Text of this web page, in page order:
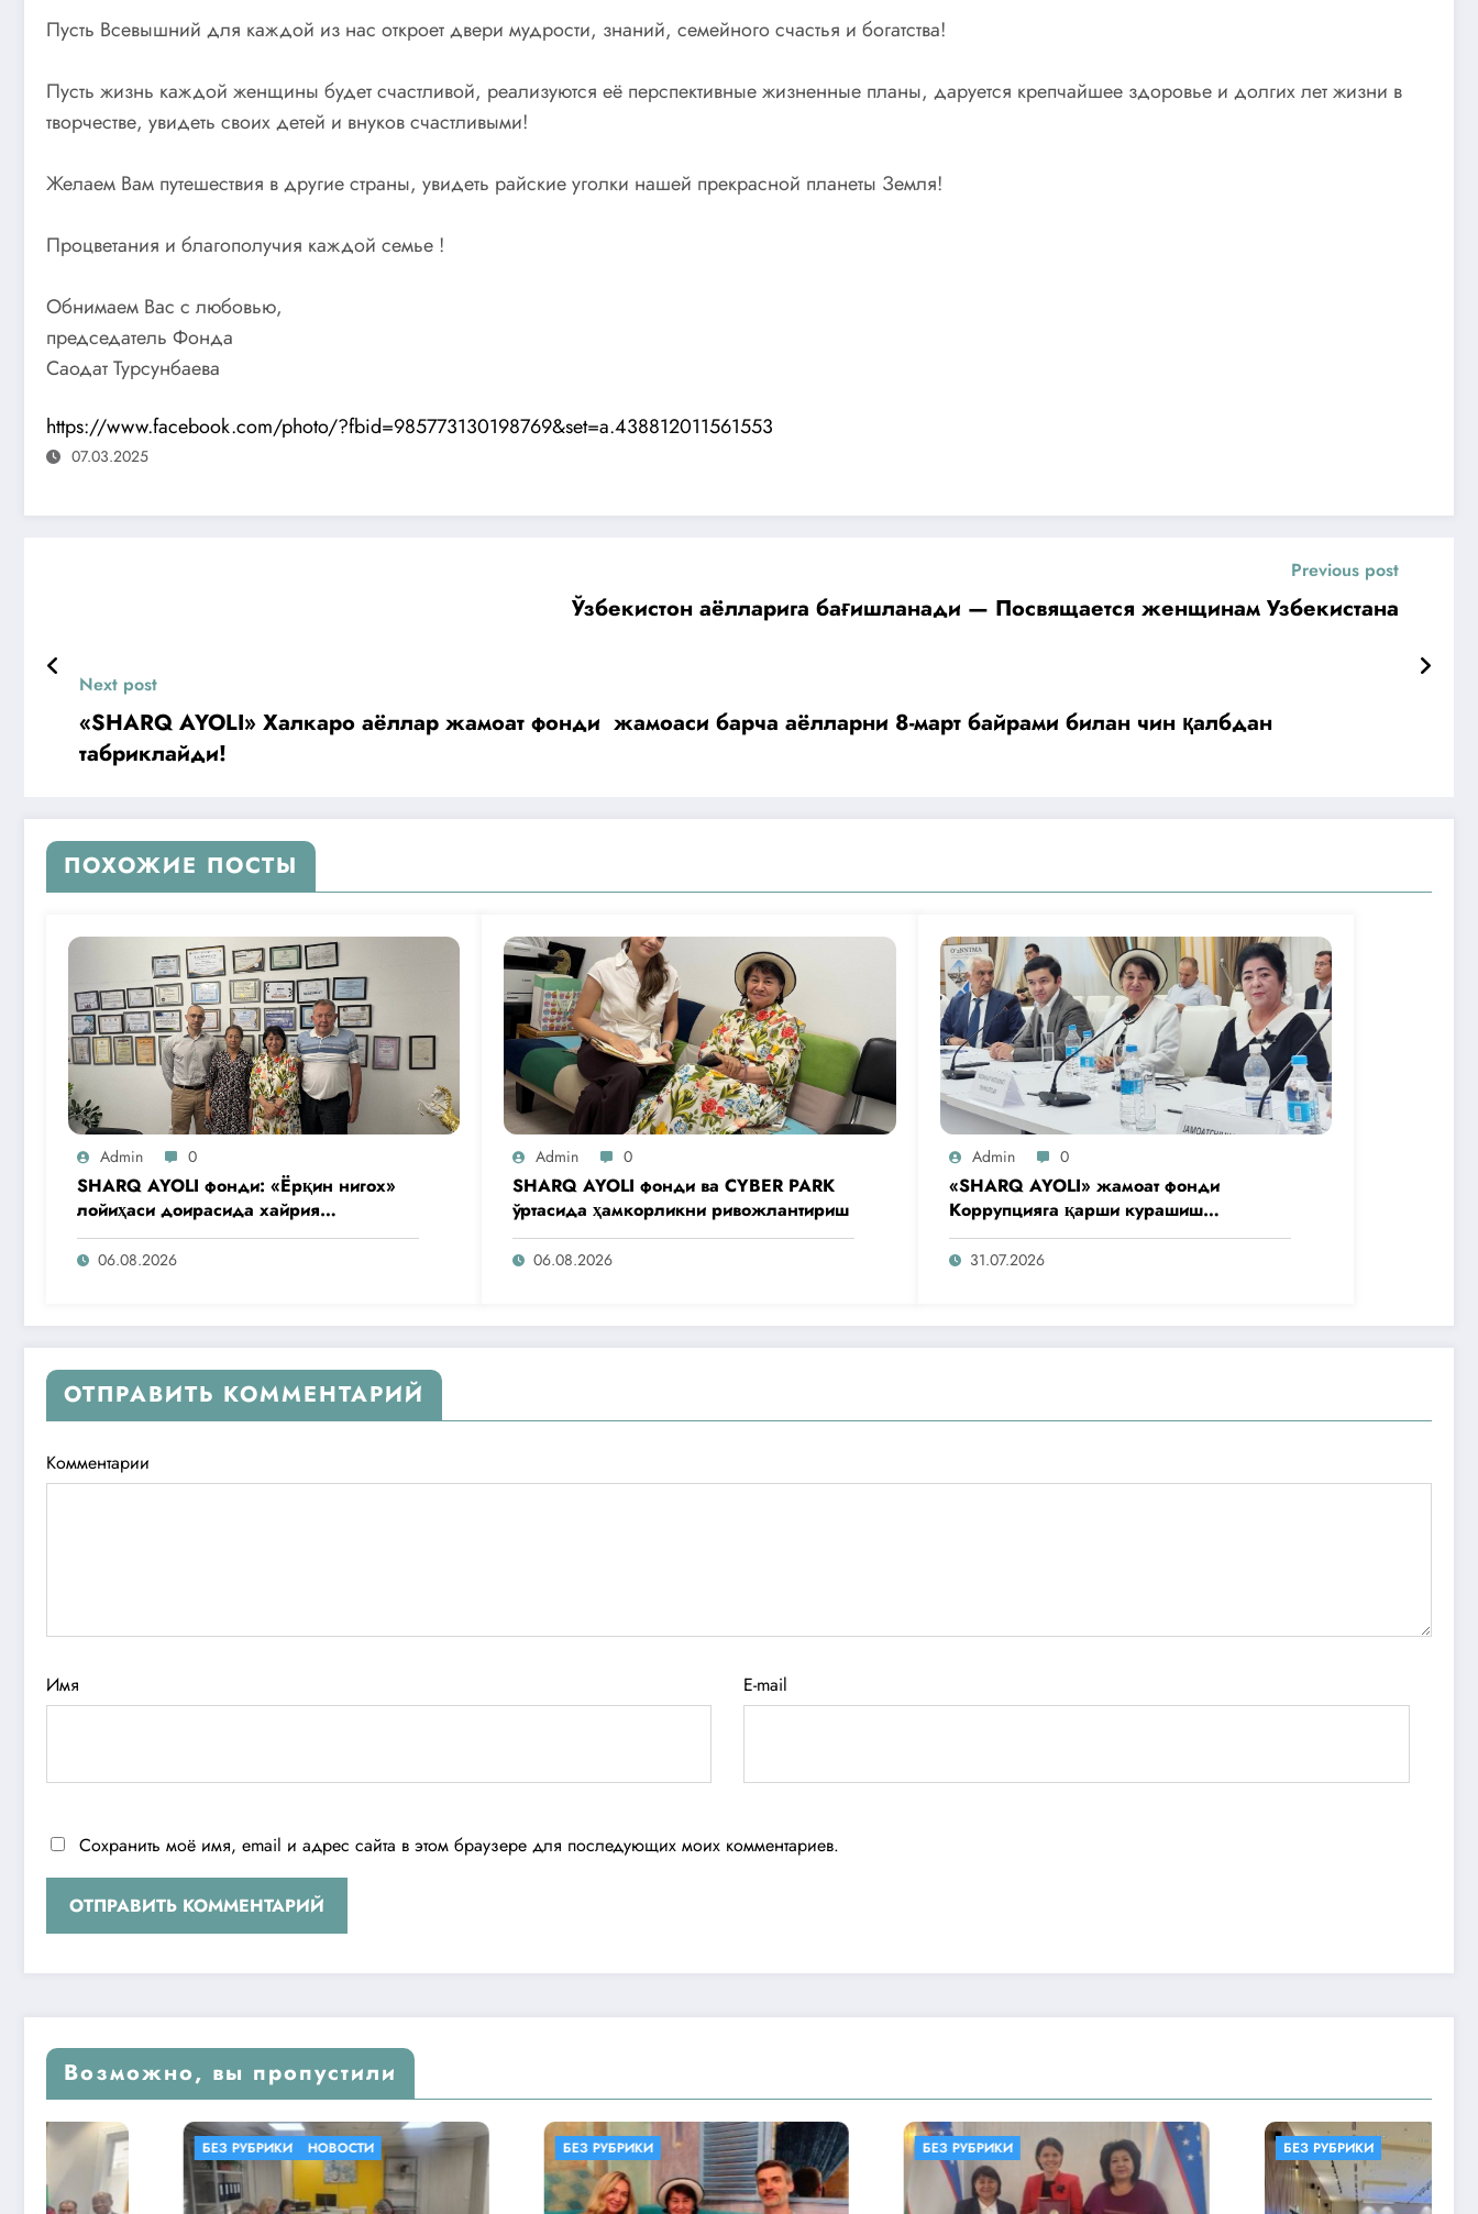
Пусть Всевышний для каждой из нас откроет двери мудрости, знаний, семейного счастья и богатства!
Пусть жизнь каждой женщины будет счастливой, реализуются её перспективные жизненные планы, даруется крепчайшее здоровье и долгих лет жизни в
творчестве, увидеть своих детей и внуков счастливыми!
Желаем Вам путешествия в другие страны, увидеть райские уголки нашей прекрасной планеты Земля!
Процветания и благополучия каждой семье !
Обнимаем Вас с любовью,
председатель Фонда
Саодат Турсунбаева
https://www.facebook.com/photo/?fbid=985773130198769&set=a.438812011561553
07.03.2025
Previous post
Ўзбекистон аёлларига бағишланади — Посвящается женщинам Узбекистана
Next post
«SHARQ AYOLI» Халкаро аёллар жамоат фонди жамоаси барча аёлларни 8-март байрами билан чин қалбдан
табриклайди!
ПОХОЖИЕ ПОСТЫ
Admin 0
SHARQ AYOLI фонди: «Ёрқин нигох»
лойиҳаси доирасида хайрия
операциялари ўтказилади
06.08.2026
Admin 0
SHARQ AYOLI фонди ва CYBER PARK
ўртасида ҳамкорликни ривожлантириш
06.08.2026
Admin 0
«SHARQ AYOLI» жамоат фонди
Коррупцияга қарши курашиш
агентлигидаги жамоат эшитувида
ташаббусларини тақдим этди
31.07.2026
ОТПРАВИТЬ КОММЕНТАРИЙ
Комментарии
Имя E-mail
Сохранить моё имя, email и адрес сайта в этом браузере для последующих моих комментариев.
Возможно, вы пропустили
БЕЗ РУБРИКИ НОВОСТИ БЕЗ РУБРИКИ БЕЗ РУБРИКИ БЕЗ РУБРИКИ